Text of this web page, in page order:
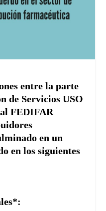
entre la parte
de Servicios USO
FEDIFAR
en un
en los siguientes